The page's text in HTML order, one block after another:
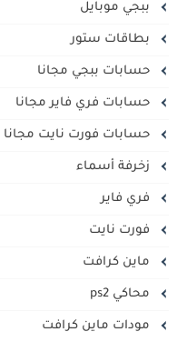
ببجي موبايل
بطاقات ستور
حسابات ببجي مجانا
حسابات فري فاير مجانا
حسابات فورت نايت مجانا
زخرفة أسماء
فري فاير
فورت نايت
ماين كرافت
محاكي ps2
مودات ماين كرافت